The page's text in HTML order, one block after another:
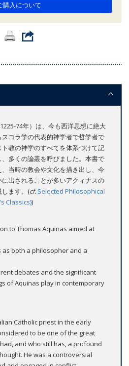
購入について
74年）は、今も西洋思想に絶大
コラ学の代表的神学者で哲学者で
教の神学のすべてを体系づけて記
多くの論叢を呼びました。本書で
当時の教会や文化を描き出し、今
出されることが多いアクィナスの
ます。(cf.Selected Philosophical
Classics))
to Thomas Aquinas aimed at
as both a philosopher and a
debates and the significant
of Aquinas play in contemporary
Catholic priest in the early
to be one of the great
and who still has, a profound
He was a controversial